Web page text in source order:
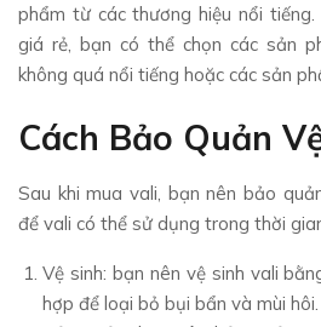
phẩm từ các thương hiệu nổi
giá rẻ, bạn có thể chọn các sản
không quá nổi tiếng hoặc các sản
Cách Bảo Quản
Sau khi mua vali, bạn nên bảo
để vali có thể sử dụng trong thời
Vệ sinh: bạn nên vệ sinh vali
hợp để loại bỏ bụi bẩn và mùi hôi.